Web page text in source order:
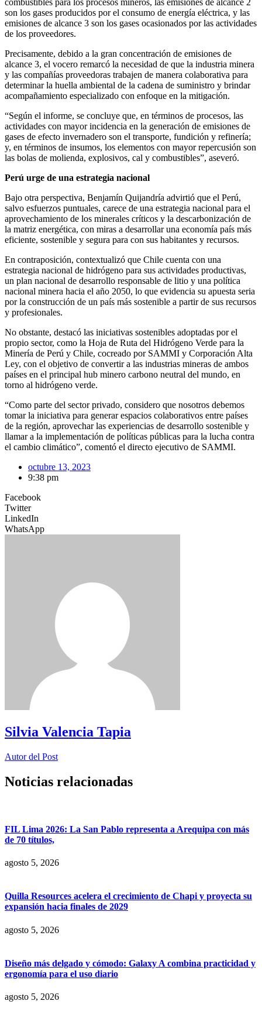
son los gases producidos por el consumo de energía eléctrica, y las
emisiones de alcance 3 son los gases ocasionados por las actividades
de los proveedores.
Precisamente, debido a la gran concentración de emisiones de
alcance 3, el vocero remarcó la necesidad de que la industria minera
y las compañías proveedoras trabajen de manera colaborativa para
determinar la huella ambiental de la cadena de suministro y brindar
acompañamiento especializado con enfoque en la mitigación.
“Según el informe, se concluye que, en términos de procesos, las
actividades con mayor incidencia en la generación de emisiones de
gases de efecto invernadero son el transporte, fundición y refinería;
y, en términos de insumos, los elementos con mayor repercusión son
las bolas de molienda, explosivos, cal y combustibles”, aseveró.
Perú urge de una estrategia nacional
Bajo otra perspectiva, Benjamín Quijandría advirtió que el Perú,
salvo esfuerzos puntuales, carece de una estrategia nacional para el
aprovechamiento de los minerales críticos y la descarbonización de
la matriz energética, con miras a desarrollar una economía país más
eficiente, sostenible y segura para con sus habitantes y recursos.
En contraposición, contextualizó que Chile cuenta con una
estrategia nacional de hidrógeno para sus actividades productivas,
un plan nacional de desarrollo responsable de litio y una política
nacional minera hacia el año 2050, lo que evidencia su apuesta seria
por la construcción de un país más sostenible a partir de sus recursos
y profesionales.
No obstante, destacó las iniciativas sostenibles adoptadas por el
propio sector, como la Hoja de Ruta del Hidrógeno Verde para la
Minería de Perú y Chile, cocreado por SAMMI y Corporación Alta
Ley, con el objetivo de convertir a las industrias mineras de ambos
países en el principal hub minero carbono neutral del mundo, en
torno al hidrógeno verde.
“Como parte del sector privado, considero que nosotros debemos
tomar la iniciativa para generar espacios colaborativos entre países
de la región, aprovechar las experiencias de desarrollo sostenible y
llamar a la implementación de políticas públicas para la lucha contra
el cambio climático”, comentó el directo ejecutivo de SAMMI.
octubre 13, 2023
9:38 pm
Facebook
Twitter
LinkedIn
WhatsApp
Silvia Valencia Tapia
Autor del Post
Noticias relacionadas
FIL Lima 2026: La San Pablo representa a Arequipa con más
de 70 títulos,
agosto 5, 2026
Quilla Resources acelera el crecimiento de Chapi y proyecta su
expansión hacia finales de 2029
agosto 5, 2026
Diseño más delgado y cómodo: Galaxy A combina practicidad y
ergonomía para el uso diario
agosto 5, 2026